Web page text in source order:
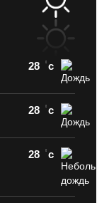
28 c
28 c
28 c